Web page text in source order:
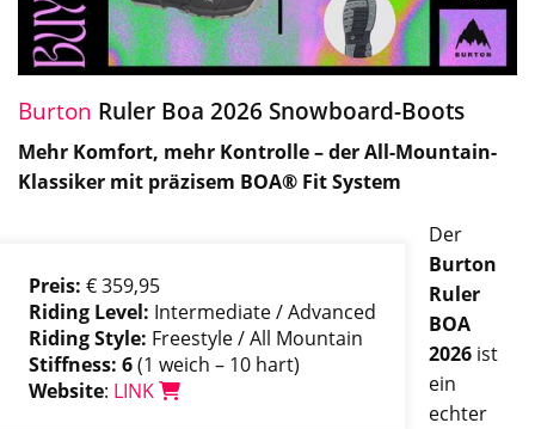
Burton Ruler Boa 2026 Snowboard-Boots
Mehr Komfort, mehr Kontrolle – der All-Mountain-
Klassiker mit präzisem BOA® Fit System
Preis: € 359,95
Riding Level: Intermediate / Advanced
Riding Style: Freestyle / All Mountain
Stiffness: 6(1 weich – 10 hart)
Website: LINK
Der
Burton
Ruler
BOA
2026 ist
ein
echter